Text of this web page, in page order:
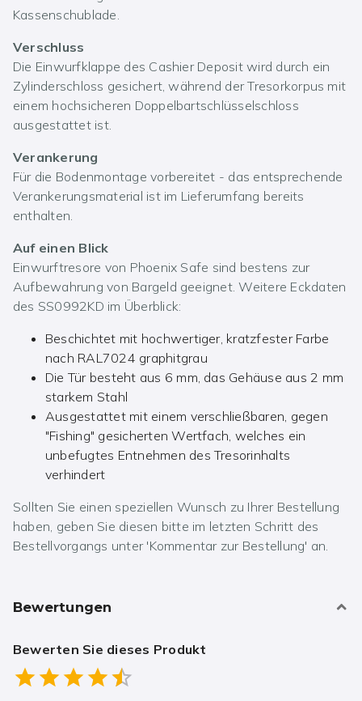
Kassenschublade.
Verschluss
Die Einwurfklappe des Cashier Deposit wird durch ein
Zylinderschloss gesichert, während der Tresorkorpus mit
einem hochsicheren Doppelbartschlüsselschloss
ausgestattet ist.
Verankerung
Für die Bodenmontage vorbereitet - das entsprechende
Verankerungsmaterial ist im Lieferumfang bereits
enthalten.
Auf einen Blick
Einwurftresore von Phoenix Safe sind bestens zur
Aufbewahrung von Bargeld geeignet. Weitere Eckdaten
des SS0992KD im Überblick:
Beschichtet mit hochwertiger, kratzfester Farbe
nach RAL7024 graphitgrau
Die Tür besteht aus 6 mm, das Gehäuse aus 2 mm
starkem Stahl
Ausgestattet mit einem verschließbaren, gegen
"Fishing" gesicherten Wertfach, welches ein
unbefugtes Entnehmen des Tresorinhalts
verhindert
Sollten Sie einen speziellen Wunsch zu Ihrer Bestellung
haben, geben Sie diesen bitte im letzten Schritt des
Bestellvorgangs unter 'Kommentar zur Bestellung' an.
Bewertungen
Bewerten Sie dieses Produkt